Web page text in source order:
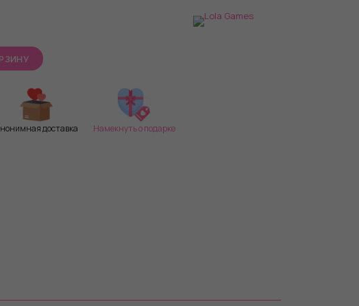
доставка Намекнуть о подарке